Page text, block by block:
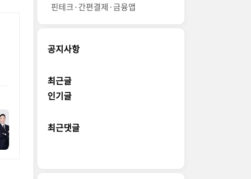
핀테크·간편결제·금융앱
공지사항
최근글
인기글
최근댓글